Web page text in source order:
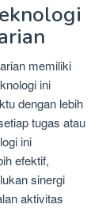
memiliki
ini
dengan lebih
tugas atau
ini
efektif,
sinergi
aktivitas